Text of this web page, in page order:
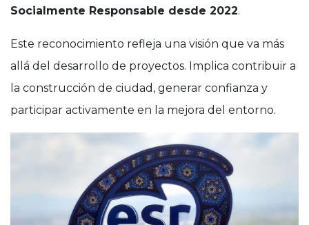
Socialmente Responsable desde 2022.
Este reconocimiento refleja una visión que va más
allá del desarrollo de proyectos. Implica contribuir a
la construcción de ciudad, generar confianza y
participar activamente en la mejora del entorno.